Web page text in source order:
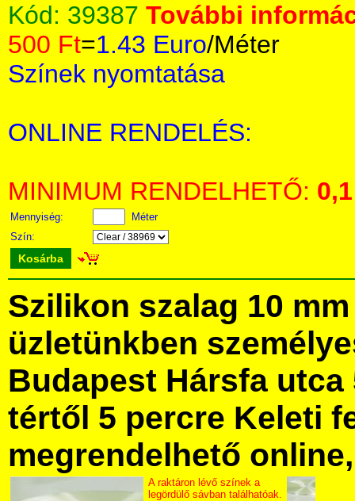
Kód: 39387 További
500 Ft=1.43 Euro/Méter
Színek nyomtatása
ONLINE RENDELÉS:
MINIMUM RENDELHETŐ: 0,1
Mennyiség:
Méter
Szín:
Kosárba
Szilikon szalag 10
üzletünkben
Budapest Hársfa utca
tértől 5 percre Keleti
megrendelhető
A raktáron lévő színek a
legördülő sávban találhatóak.